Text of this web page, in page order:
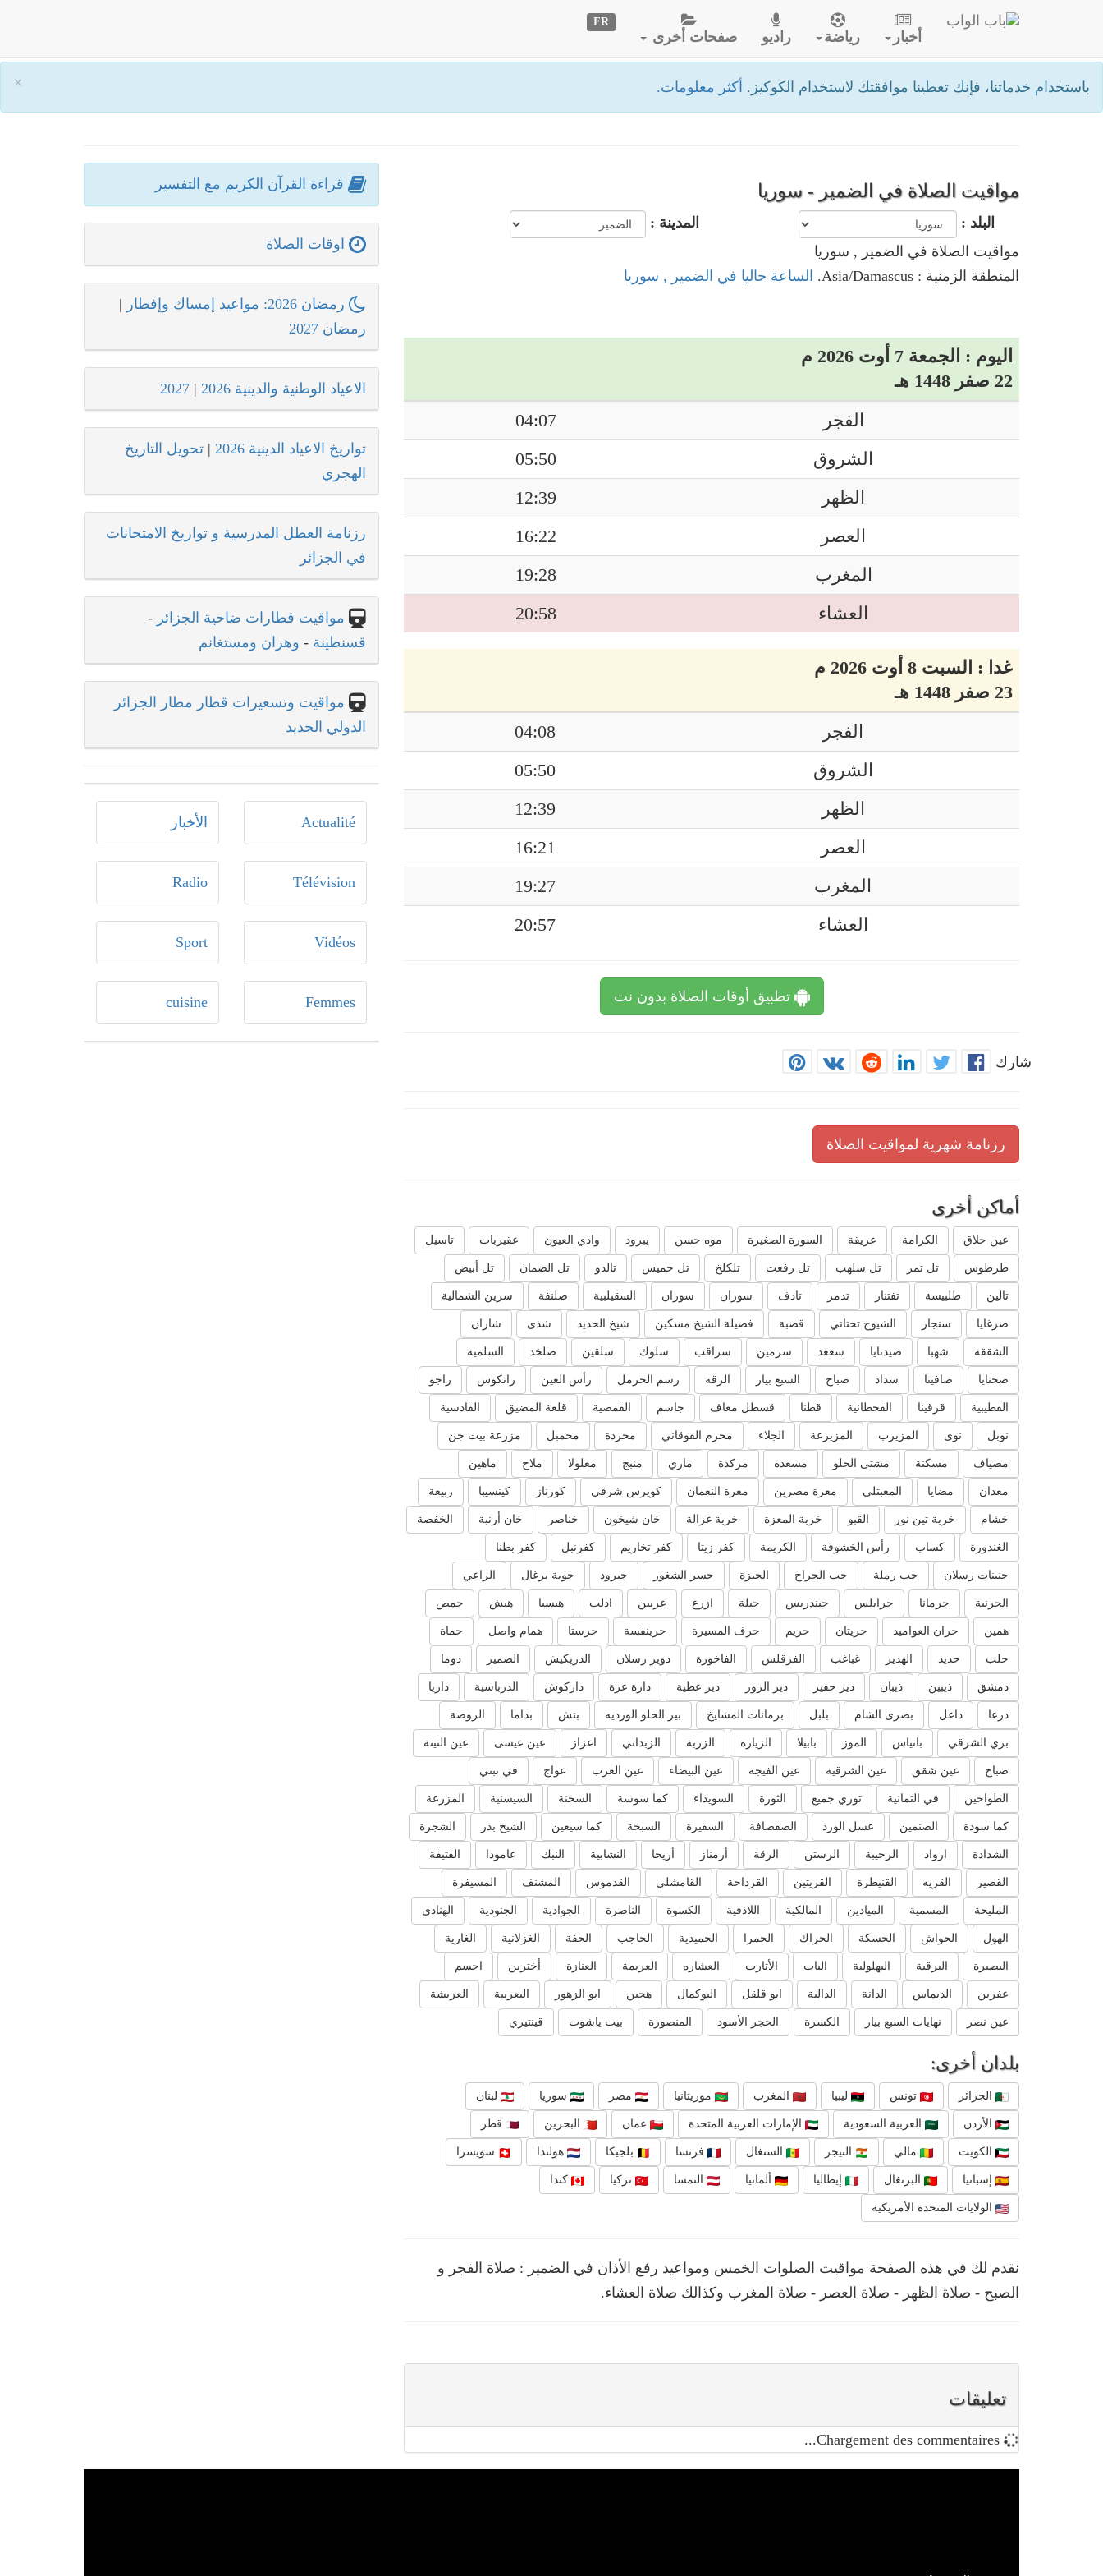
× باستخدام خدماتنا، فإنك تعطينا موافقتك لاستخدام الكوكيز. أكثر معلومات.
أخبار رياضة راديو صفحات أخرى
FR
مواقيت الصلاة في الضمير - سوريا
البلد :
المدينة :
مواقيت الصلاة في الضمير , سوريا
المنطقة الزمنية : Asia/Damascus.
الساعة حاليا في الضمير , سوريا
اليوم : الجمعة 7 أوت 2026 م
22 صفر 1448 هـ
الفجر
04:07
الشروق
05:50
الظهر
12:39
العصر
16:22
المغرب
19:28
العشاء
20:58
غدا : السبت 8 أوت 2026 م
23 صفر 1448 هـ
الفجر
04:08
الشروق
05:50
الظهر
12:39
العصر
16:21
المغرب
19:27
العشاء
20:57
تطبيق أوقات الصلاة بدون نت
شارك
رزنامة شهرية لمواقيت الصلاة
أماكن أخرى
عين حلاق الكرامة عريقة السورة الصغيرة موه حسن يبرود وادي العيون عقيربات تاسيل
طرطوس تل تمر تل سلهب تل رفعت تلكلخ تل حميس تالدو تل الضمان تل أبيض
تالين طلبيسة تفتناز تدمر تادف سوران سوران السقيلبية صلنفة سرين الشمالية
صرغايا سنجار الشيوخ تحتاني قصبة فضيلة الشيخ مسكين شيخ الحديد شذى شاران
الشققة شهبا صيدنايا سععد سرمين سراقب سلوك سلقين صلخد السلمية
صحنايا صافيتا سداد صباح السبع بيار الرقة رسم الحرمل رأس العين رانكوس راجو
القطيبية قرقينا القحطانية قطنا قسطل معاف جاسم القمصية قلعة المضيق القادسية
نوبل نوى المزيرب المزيرعة الجلاء محرم الفوقاني محردة محمبل مزرعة بيت جن
مصياف مسكنة مشتى الحلو مسعده مركدة ماري منبج معلولا ملاح ماهين
معدان مضايا المعبتلي معرة مصرين معرة النعمان كويرس شرقي كورناز كينسيبا ربيعة
خشام خربة تين نور القبو خربة المعزة خربة غزالة خان شيخون خناصر خان أرنبة الخفصة
الغندورة كساب رأس الخشوفة الكريمة كفر زيتا كفر تخاريم كفرنبل كفر بطنا
جنينات رسلان جب رملة جب الجراح الجيزة جسر الشغور جيرود جوبة برغال الراعي
الجرنية جرمانا جرابلس جيندريس جبلة ازرع عربين ادلب هيسيا هيش حمص
همين حران العواميد حريتان حريم حرف المسيرة حربنفسة حرستا همام واصل حماة
حلب حديد الهدير غباغب الفرقلس الفاخورة دوير رسلان الدريكيش الضمير دوما
دمشق ذيبين ذيبان دير حفير دير الزور دير عطية دارة عزة داركوش الدرباسية داريا
درعا داعل بصرى الشام بلبل برمانات المشايخ بير الحلو الورديه بنش بداما الروضة
بري الشرقي بانياس الموز بابيلا الزيارة الزربة الزبداني اعزاز عين عيسى عين التينة
صباح عين شقق عين الشرقية عين الفيجة عين البيضاء عين العرب عواج في تبني
الطواحين في التمانية توري جميع الثورة السويداء كما سوسة السخنة السيسنية المزرعة
كما سودة الصنمين عسل الورد الصفصافة السفيرة السبخة كما سيعين الشيخ بدر الشجرة
الشدادة ارواد الرحيبة الرستن الرقة أرمناز أريحا النشابية النبك عامودا القتيفة
القصير القريه القنيطرة القريتين القرداحة القامشلي القدموس المشنف المسيفرة
المليحة المسمية الميادين المالكية اللاذقية الكسوة الناصرة الجوادية الجنودية الهنادي
الهول الحواش الحسكة الحراك الحمرا الحميدية الحاجب الحفة الغزلانية الغارية
البصيرة البرقية البهلولية الباب الأتارب العشاره العريمة العنازة أخترين احسم
عفرين الديماس الدانة الدالية ابو قلقل البوكمال هجين ابو الزهور اليعربية العريشة
عين نصر نهايات السبع بيار الكسرة الحجر الأسود المنصورة بيت ياشوت قينتيري
بلدان أخرى:
الجزائر تونس ليبيا المغرب موريتانيا مصر سوريا لبنان
الأردن العربية السعودية الإمارات العربية المتحدة عمان البحرين قطر
الكويت مالي النيجر السنغال فرنسا بلجيكا هولندا سويسرا
إسبانيا البرتغال إيطاليا ألمانيا النمسا تركيا كندا
الولايات المتحدة الأمريكية
نقدم لك في هذه الصفحة مواقيت الصلوات الخمس ومواعيد رفع الأذان في الضمير : صلاة الفجر و
الصبح - صلاة الظهر - صلاة العصر - صلاة المغرب وكذالك صلاة العشاء.
تعليقات
قراءة القرآن الكريم مع التفسير
اوقات الصلاة
رمضان 2026: مواعيد إمساك وإفطار
|
رمضان 2027
الاعياد الوطنية والدينية 2026 |
2027
تواريخ الاعياد الدينية 2026 | تحويل التاريخ
الهجري
رزنامة العطل المدرسية و تواريخ الامتحانات
في الجزائر
مواقيت قطارات ضاحية الجزائر -
قسنطينة - وهران ومستغانم
مواقيت وتسعيرات قطار مطار الجزائر
الدولي الجديد
Actualité الأخبار
Télévision
Radio
Vidéos
Sport
Femmes
cuisine